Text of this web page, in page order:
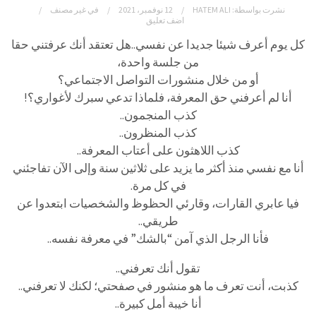
نشرت بواسطة: HATEM ALI 12 نوفمبر، 2021 فيغير مصنف
اضف تعليق
كل يوم أعرف شيئا جديدا عن نفسي..هل تعتقد أنك عرفتني حقا
من جلسة واحدة،
أو من خلال منشورات التواصل الاجتماعي؟
أنا لم أعرفني حق المعرفة، فلماذا تدعي سبرك لأغواري؟!
كذب المنجمون..
كذب المنظرون..
كذب اللاهثون على أعتاب المعرفة..
أنا مع نفسي منذ أكثر ما يزيد على ثلاثين سنة وإلى الآن تفاجئني
في كل مرة.
فيا عابري القارات، وقارئي الحظوظ والشخصيات ابتعدوا عن
طريقي..
فأنا الرجل الذي آمن “بالشك” في معرفة نفسه..
تقول أنك تعرفني..
كذبت، أنت تعرف ما هو منشور في صفحتي؛ لكنك لا تعرفني..
أنا خيبة أمل كبيرة..